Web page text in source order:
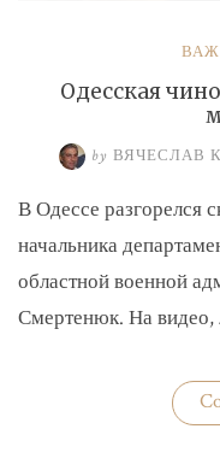
Одесская
by ВЯЧЕСЛАВ
В Одессе разгорелся
начальника
областной военной
Смертенюк. На